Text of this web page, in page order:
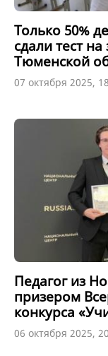
Только 50%
сдали тест
Тюменской
07 октября 2025,
Педагог из
призером
конкурса
06 октября 2025,